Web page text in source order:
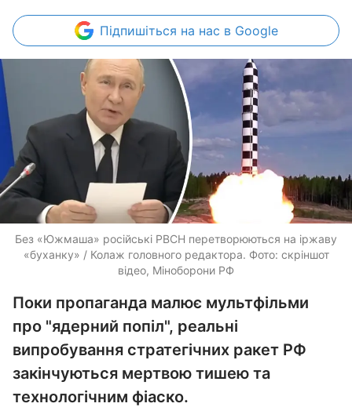
Підпишіться на нас в Google
Без «Южмаша» російські РВСН перетворюються на іржаву
«буханку» / Колаж головного редактора. Фото: скріншот
відео, Міноборони РФ
Поки пропаганда малює мультфільми
про "ядерний попіл", реальні
випробування стратегічних ракет РФ
закінчуються мертвою тишею та
технологічним фіаско.